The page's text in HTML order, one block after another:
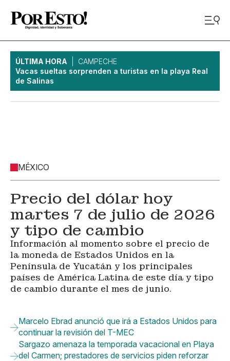
ÚLTIMA HORA
CAMPECHE
Vacas sueltas sorprenden a turistas en la playa Real
de Salinas
MÉXICO
Precio del dólar hoy
martes 7 de julio de 2026
y tipo de cambio
Información al momento sobre el precio de
la moneda de Estados Unidos en la
Península de Yucatán y los principales
países de América Latina de este día y tipo
de cambio durante el mes de junio.
Marcelo Ebrad anunció que irá a Estados Unidos para
continuar la revisión del T-MEC
Sargazo amenaza la temporada vacacional en Playa
del Carmen; prestadores de servicios piden reforzar